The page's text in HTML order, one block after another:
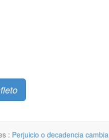
: Perjuicio o decadencia